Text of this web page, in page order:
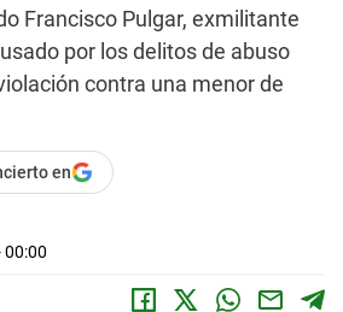
Francisco Pulgar, exmilitante
por los delitos de abuso
contra una menor de
en
00:00